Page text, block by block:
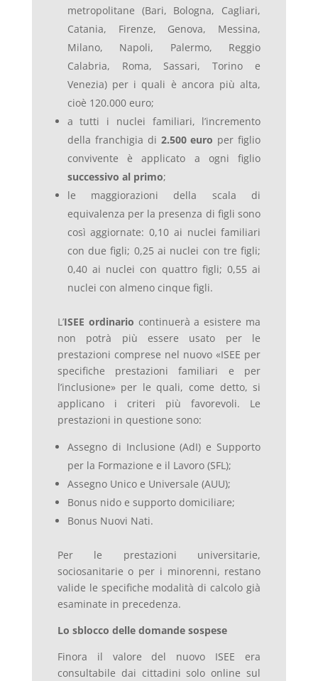
metropolitane (Bari, Bologna, Cagliari,
Catania, Firenze, Genova, Messina,
Milano, Napoli, Palermo, Reggio
Calabria, Roma, Sassari, Torino e
Venezia) per i quali è ancora più alta,
cioè 120.000 euro;
a tutti i nuclei familiari, l’incremento
della franchigia di 2.500 euro per figlio
convivente è applicato a ogni figlio
successivo al primo;
le maggiorazioni della scala di
equivalenza per la presenza di figli sono
così aggiornate: 0,10 ai nuclei familiari
con due figli; 0,25 ai nuclei con tre figli;
0,40 ai nuclei con quattro figli; 0,55 ai
nuclei con almeno cinque figli.
L’ISEE ordinario continuerà a esistere ma
non potrà più essere usato per le
prestazioni comprese nel nuovo «ISEE per
specifiche prestazioni familiari e per
l’inclusione» per le quali, come detto, si
applicano i criteri più favorevoli. Le
prestazioni in questione sono:
Assegno di Inclusione (AdI) e Supporto
per la Formazione e il Lavoro (SFL);
Assegno Unico e Universale (AUU);
Bonus nido e supporto domiciliare;
Bonus Nuovi Nati.
Per le prestazioni universitarie,
sociosanitarie o per i minorenni, restano
valide le specifiche modalità di calcolo già
esaminate in precedenza.
Lo sblocco delle domande sospese
Finora il valore del nuovo ISEE era
consultabile dai cittadini solo online sul